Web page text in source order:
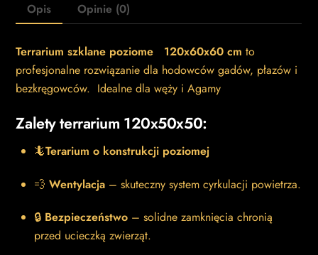
Opis Opinie (0)
Terrarium szklane poziome 120x60x60 cm to
profesjonalne rozwiązanie dla hodowców gadów, płazów i
bezkręgowców. Idealne dla węży i Agamy
Zalety terrarium 120x50x50:
🦎Terarium o konstrukcji poziomej
💨 Wentylacja – skuteczny system cyrkulacji powietrza.
🔒 Bezpieczeństwo – solidne zamknięcia chronią
przed ucieczką zwierząt.